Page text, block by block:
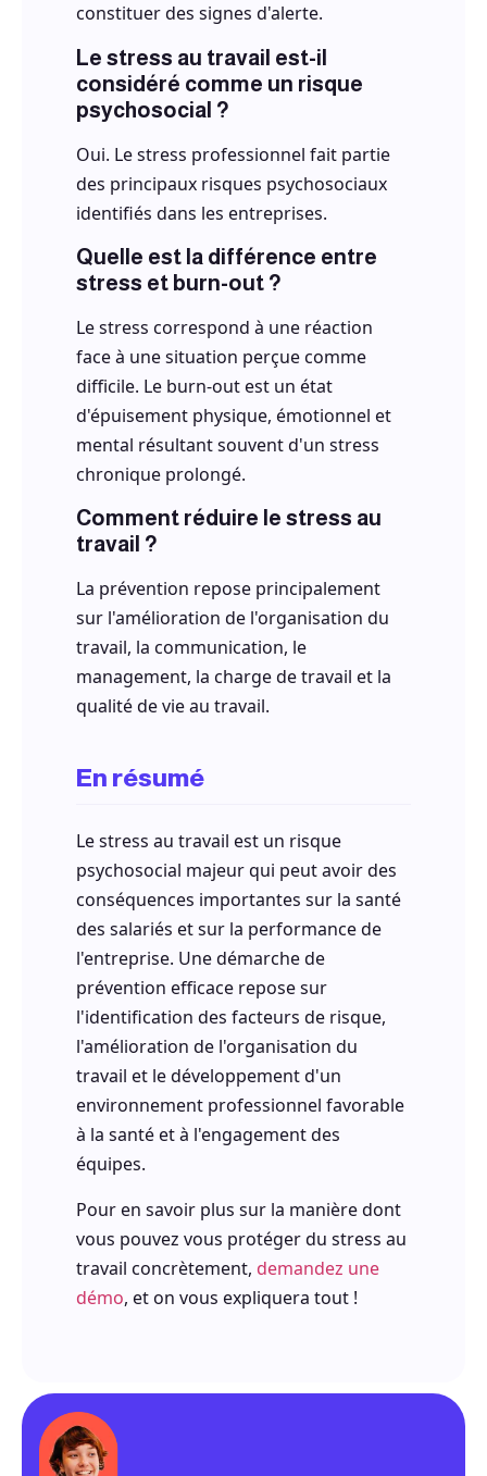
constituer des signes d'alerte.
Le stress au travail est-il
considéré comme un risque
psychosocial ?
Oui. Le stress professionnel fait partie
des principaux risques psychosociaux
identifiés dans les entreprises.
Quelle est la différence entre
stress et burn-out ?
Le stress correspond à une réaction
face à une situation perçue comme
difficile. Le burn-out est un état
d'épuisement physique, émotionnel et
mental résultant souvent d'un stress
chronique prolongé.
Comment réduire le stress au
travail ?
La prévention repose principalement
sur l'amélioration de l'organisation du
travail, la communication, le
management, la charge de travail et la
qualité de vie au travail.
En résumé
Le stress au travail est un risque
psychosocial majeur qui peut avoir des
conséquences importantes sur la santé
des salariés et sur la performance de
l'entreprise. Une démarche de
prévention efficace repose sur
l'identification des facteurs de risque,
l'amélioration de l'organisation du
travail et le développement d'un
environnement professionnel favorable
à la santé et à l'engagement des
équipes.
Pour en savoir plus sur la manière dont
vous pouvez vous protéger du stress au
travail concrètement, demandez une
démo, et on vous expliquera tout !